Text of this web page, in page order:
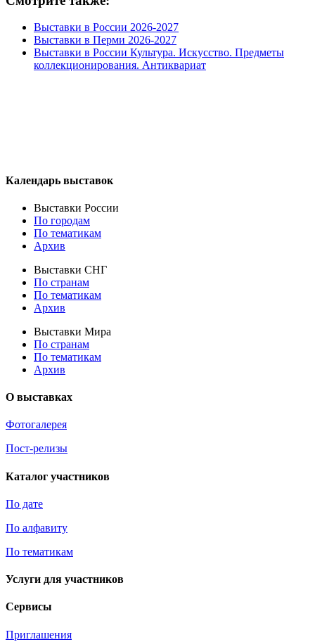
Выставки в России 2026-2027
Выставки в Перми 2026-2027
Выставки в России Культура. Искусство. Предметы
коллекционирования. Антиквариат
Календарь выставок
Выставки России
По городам
По тематикам
Архив
Выставки СНГ
По странам
По тематикам
Архив
Выставки Мира
По странам
По тематикам
Архив
О выставках
Фотогалерея
Пост-релизы
Каталог участников
По дате
По алфавиту
По тематикам
Услуги для участников
Сервисы
Приглашения